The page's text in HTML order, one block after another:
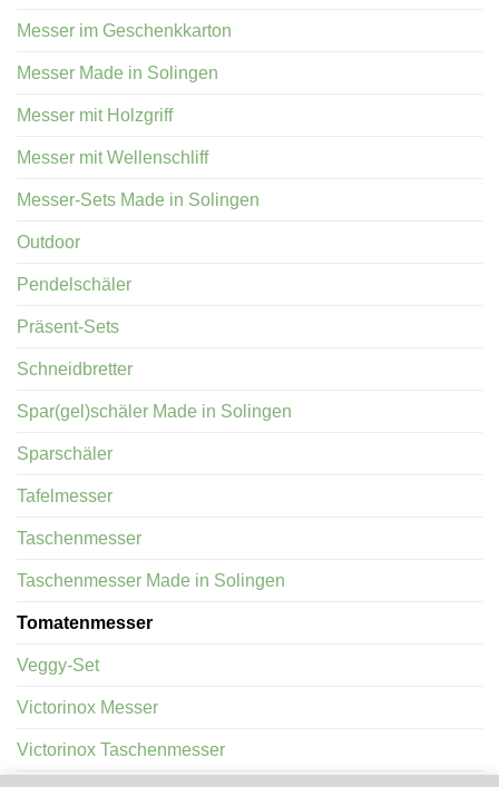
Messer im Geschenkkarton
Messer Made in Solingen
Messer mit Holzgriff
Messer mit Wellenschliff
Messer-Sets Made in Solingen
Outdoor
Pendelschäler
Präsent-Sets
Schneidbretter
Spar(gel)schäler Made in Solingen
Sparschäler
Tafelmesser
Taschenmesser
Taschenmesser Made in Solingen
Tomatenmesser
Veggy-Set
Victorinox Messer
Victorinox Taschenmesser